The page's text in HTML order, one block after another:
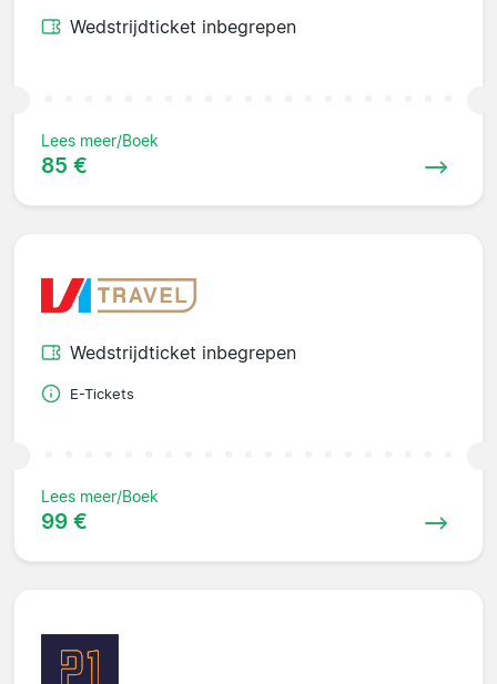
Wedstrijdticket inbegrepen
Lees meer/Boek
85 €
Wedstrijdticket inbegrepen
E-Tickets
Lees meer/Boek
99 €